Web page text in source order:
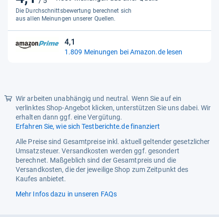
Höhe
Energie
Leistung 350 W
Verpackungsdaten
Paketgewicht 2,5 kg
Reinigungsbürste Nein
Verpackungsbreite 220 mm
von
5
Sternen
Die Durchschnittsbewertung berechnet sich
aus allen Meinungen unserer Quellen.
4,1
4,1
von
1.809 Meinungen bei Amazon.de lesen
Wir arbeiten unabhängig und neutral. Wenn Sie auf ein
verlinktes Shop-Angebot klicken, unterstützen Sie uns dabei. Wir
erhalten dann ggf. eine Vergütung.
Erfahren Sie, wie sich Testberichte.de finanziert
Alle Preise sind Gesamtpreise inkl. aktuell geltender gesetzlicher
Umsatzsteuer. Versandkosten werden ggf. gesondert
berechnet. Maßgeblich sind der Gesamtpreis und die
Versandkosten, die der jeweilige Shop zum Zeitpunkt des
Kaufes anbietet.
Mehr Infos dazu in unseren FAQs